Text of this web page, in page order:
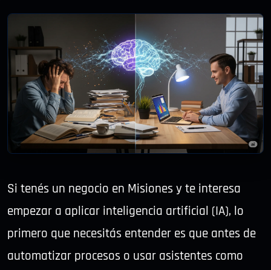
Si tenés un negocio en Misiones y te interesa
empezar a aplicar inteligencia artificial (IA), lo
primero que necesitás entender es que antes de
automatizar procesos o usar asistentes como